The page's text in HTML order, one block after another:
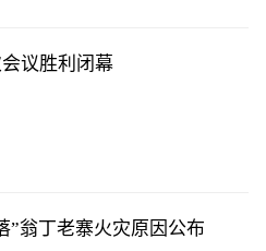
议胜利闭幕
”翁丁老寨火灾原因公布